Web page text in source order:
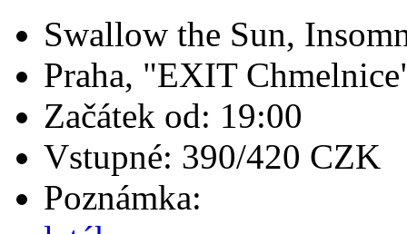
Swallow the Sun,
Praha, "EXIT
Začátek od: 19:00
Vstupné: 390/420 CZK
Poznámka: